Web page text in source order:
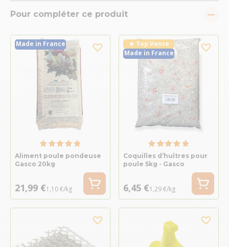
Pour compléter ce produit
Made in France
Aliment poule pondeuse
Gasco 20kg
21,99 €1,10 €/kg
★ Top Vente
Made in France
Coquilles d’huîtres pour
poule 5kg - Gasco
6,45 €1,29 €/kg